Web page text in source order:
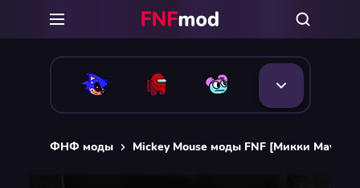
ФНФ моды Mickey Mouse моды FNF [Микки Маус